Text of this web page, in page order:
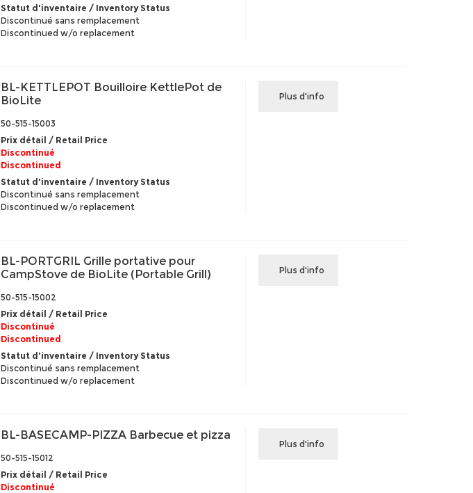
Statut d'inventaire / Inventory Status
Discontinué sans remplacement
Discontinued w/o replacement
BL-KETTLEPOT Bouilloire KettlePot de
BioLite
50-515-15003
Prix détail / Retail Price
Discontinué
Discontinued
Statut d'inventaire / Inventory Status
Discontinué sans remplacement
Discontinued w/o replacement
Plus d'info
BL-PORTGRIL Grille portative pour
CampStove de BioLite (Portable Grill)
50-515-15002
Prix détail / Retail Price
Discontinué
Discontinued
Statut d'inventaire / Inventory Status
Discontinué sans remplacement
Discontinued w/o replacement
Plus d'info
BL-BASECAMP-PIZZA Barbecue et pizza
50-515-15012
Prix détail / Retail Price
Discontinué
Plus d'info